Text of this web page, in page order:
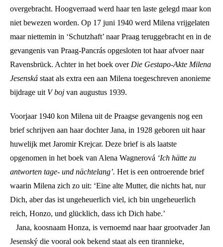
overgebracht. Hoogverraad werd haar ten laste gelegd maar kon
niet bewezen worden. Op 17 juni 1940 werd Milena vrijgelaten
maar niettemin in ‘Schutzhaft’ naar Praag teruggebracht en in de
gevangenis van Praag-Pancrás opgesloten tot haar afvoer naar
Ravensbrück. Achter in het boek over Die Gestapo-Akte Milena
Jesenská staat als extra een aan Milena toegeschreven anonieme
bijdrage uit V boj van augustus 1939.
Voorjaar 1940 kon Milena uit de Praagse gevangenis nog een
brief schrijven aan haar dochter Jana, in 1928 geboren uit haar
huwelijk met Jaromir Krejcar. Deze brief is als laatste
opgenomen in het boek van Alena Wagnerová ‘Ich hätte zu
antworten tage- und nächtelang’. Het is een ontroerende brief
waarin Milena zich zo uit: ‘Eine alte Mutter, die nichts hat, nur
Dich, aber das ist ungeheuerlich viel, ich bin ungeheuerlich
reich, Honzo, und glücklich, dass ich Dich habe.’
Jana, koosnaam Honza, is vernoemd naar haar grootvader Jan
Jesenský die vooral ook bekend staat als een tirannieke,